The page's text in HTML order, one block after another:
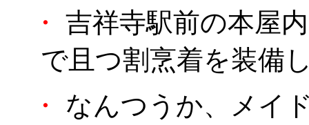
・
吉祥寺駅前の本屋
で且つ割烹着を装備
・
なんつうか、メイ